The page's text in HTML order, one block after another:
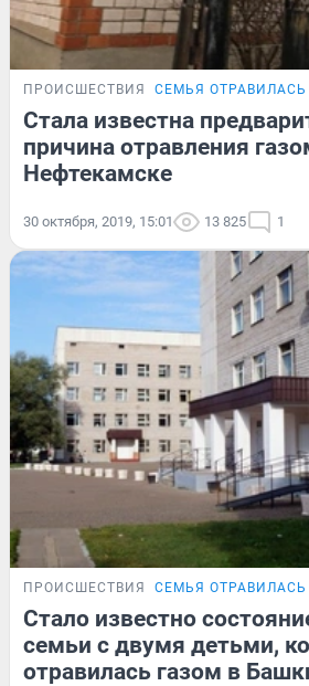
ПРОИСШЕСТВИЯ СЕМЬЯ
Стала известна
причина отравления
Нефтекамске
30 октября, 2019, 15:01 13 825 1
ПРОИСШЕСТВИЯ СЕМЬЯ
Стало известно
семьи с двумя детьми,
отравилась газом в